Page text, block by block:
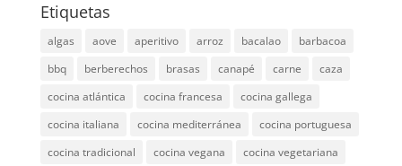
Etiquetas
algas aove aperitivo arroz bacalao
barbacoa
bbq
berberechos brasas canapé carne
caza
cocina atlántica
cocina francesa
cocina gallega
cocina italiana
cocina mediterránea
cocina portuguesa
cocina tradicional
cocina vegana
cocina vegetariana